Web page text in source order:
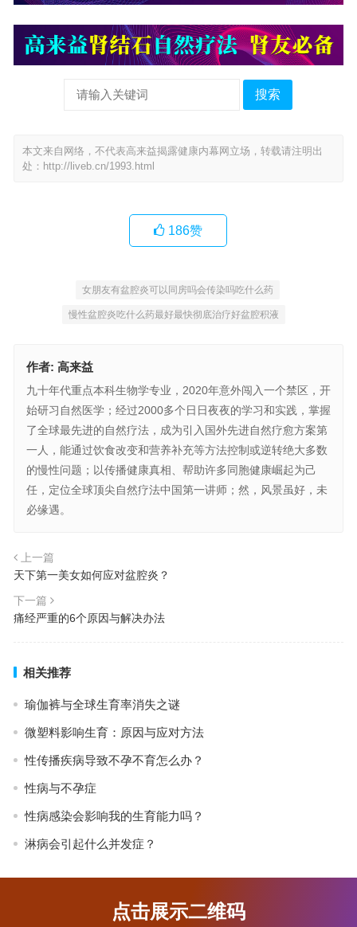
搜索
本文来自网络，不代表高来益揭露健康内幕网立场，转载请注明出
处： http://liveb.cn/1993.html
186赞
女朋友有盆腔炎可以同房吗会传染吗吃什么药
慢性盆腔炎吃什么药最好最快彻底治疗好盆腔积液
作者: 高来益
九十年代重点本科生物学专业，2020年意外闯入一个禁区，开
始研习自然医学；经过2000多个日日夜夜的学习和实践，掌握
了全球最先进的自然疗法，成为引入国外先进自然疗愈方案第
一人，能通过饮食改变和营养补充等方法控制或逆转绝大多数
的慢性问题；以传播健康真相、帮助许多同胞健康崛起为己
任，定位全球顶尖自然疗法中国第一讲师；然，风景虽好，未
必缘遇。
上一篇
天下第一美女如何应对盆腔炎？
下一篇
痛经严重的6个原因与解决办法
相关推荐
瑜伽裤与全球生育率消失之谜
微塑料影响生育：原因与应对方法
性传播疾病导致不孕不育怎么办？
性病与不孕症
性病感染会影响我的生育能力吗？
淋病会引起什么并发症？
点击展示二维码